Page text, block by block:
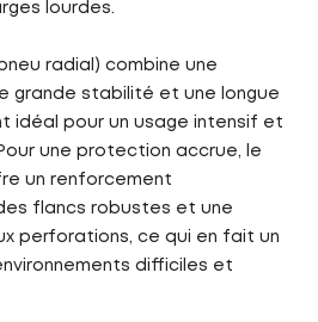
lourdes.
radial) combine une
grande stabilité et une longue
idéal pour un usage intensif et
une protection accrue, le
un renforcement
flancs robustes et une
perforations, ce qui en fait un
difficiles et